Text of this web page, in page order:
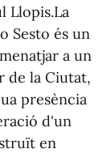
Llopis.La
Sesto és un
a un
de la Ciutat,
presència
d'un
en